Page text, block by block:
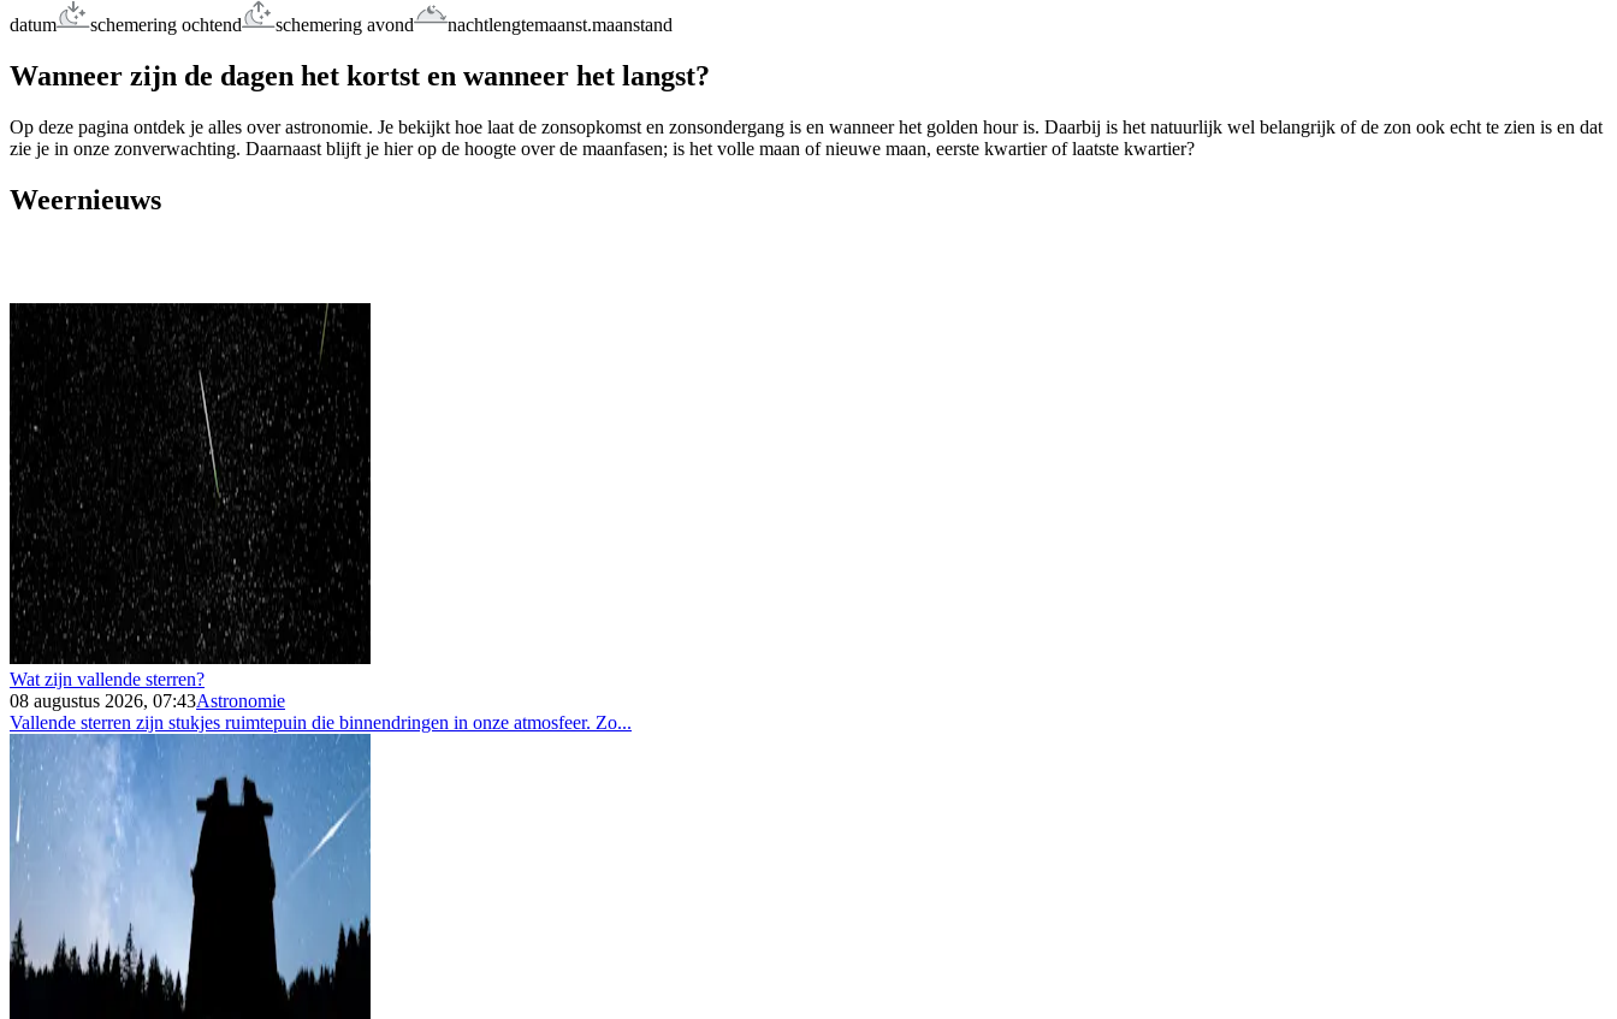
datum schemering ochtend schemering avond nachtlengtemaanst.maanstand
Wanneer zijn de dagen het kortst en wanneer het langst?
Op deze pagina ontdek je alles over astronomie. Je bekijkt hoe laat de zonsopkomst en zonsondergang is en wanneer het golden hour is. Daarbij is het natuurlijk wel belangrijk of de zon ook echt te zien is en dat
zie je in onze zonverwachting. Daarnaast blijft je hier op de hoogte over de maanfasen; is het volle maan of nieuwe maan, eerste kwartier of laatste kwartier?
Weernieuws
Wat zijn vallende sterren?
08 augustus 2026, 07:43Astronomie
Vallende sterren zijn stukjes ruimtepuin die binnendringen in onze atmosfeer. Zo...